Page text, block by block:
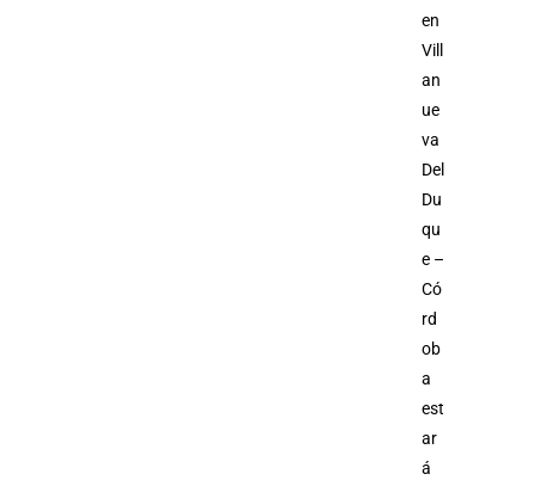
en
Vill
an
ue
va
Del
Du
qu
e –
Có
rd
ob
a
est
ar
á